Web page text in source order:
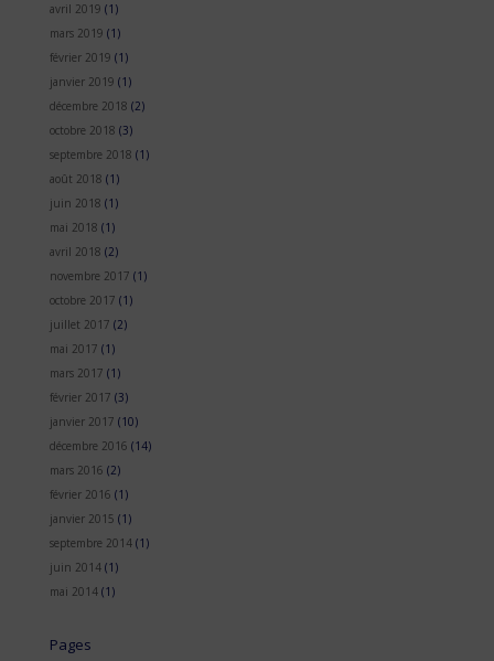
avril 2019 (1)
mars 2019 (1)
février 2019 (1)
janvier 2019 (1)
décembre 2018 (2)
octobre 2018 (3)
septembre 2018 (1)
août 2018 (1)
juin 2018 (1)
mai 2018 (1)
avril 2018 (2)
novembre 2017 (1)
octobre 2017 (1)
juillet 2017 (2)
mai 2017 (1)
mars 2017 (1)
février 2017 (3)
janvier 2017 (10)
décembre 2016 (14)
mars 2016 (2)
février 2016 (1)
janvier 2015 (1)
septembre 2014(1)
juin 2014(1)
mai 2014(1)
Pages